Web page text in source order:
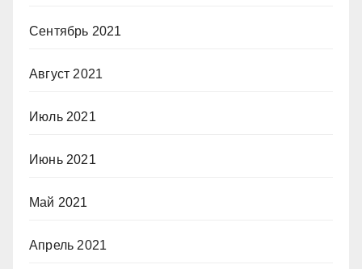
Сентябрь 2021
Август 2021
Июль 2021
Июнь 2021
Май 2021
Апрель 2021